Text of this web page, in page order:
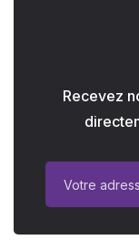
Recevez